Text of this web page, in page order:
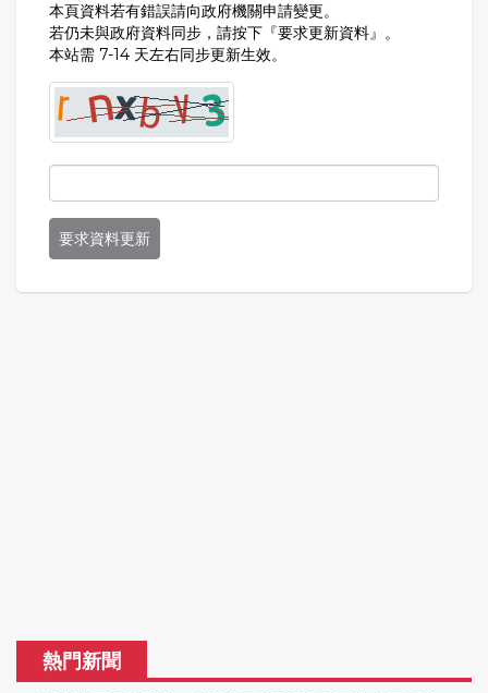
本頁資料若有錯誤請向政府機關申請變更。
若仍未與政府資料同步，請按下『要求更新資料』。
本站需 7-14 天左右同步更新生效。
要求資料更新
熱門新聞